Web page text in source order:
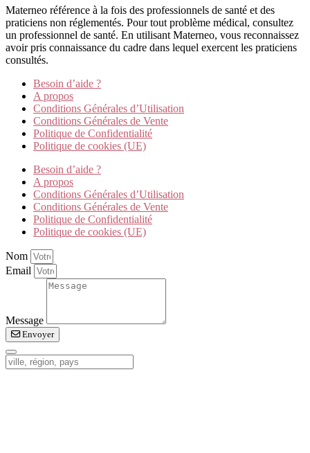
Materneo référence à la fois des professionnels de santé et des
praticiens non réglementés. Pour tout problème médical, consultez
un professionnel de santé. En utilisant Materneo, vous reconnaissez
avoir pris connaissance du cadre dans lequel exercent les praticiens
consultés.
Besoin d’aide ?
A propos
Conditions Générales d’Utilisation
Conditions Générales de Vente
Politique de Confidentialité
Politique de cookies (UE)
Besoin d’aide ?
A propos
Conditions Générales d’Utilisation
Conditions Générales de Vente
Politique de Confidentialité
Politique de cookies (UE)
Nom
Email
Message
Envoyer